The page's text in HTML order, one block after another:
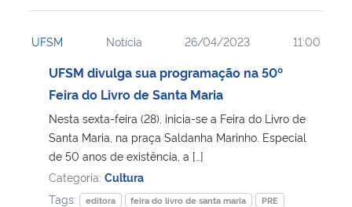
UFSM Notícia 26/04/2023 11:00
UFSM divulga sua programação na 50º
Feira do Livro de Santa Maria
Nesta sexta-feira (28), inicia-se a Feira do Livro de
Santa Maria, na praça Saldanha Marinho. Especial
de 50 anos de existência, a […]
Categoria: Cultura
Tags:
editora feira do livro de santa maria
PRE